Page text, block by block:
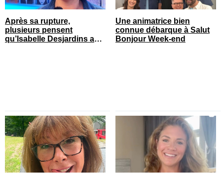
Après sa rupture,
plusieurs pensent
qu’Isabelle Desjardins a
Une animatrice bien
connue débarque à Salut
Bonjour Week-end